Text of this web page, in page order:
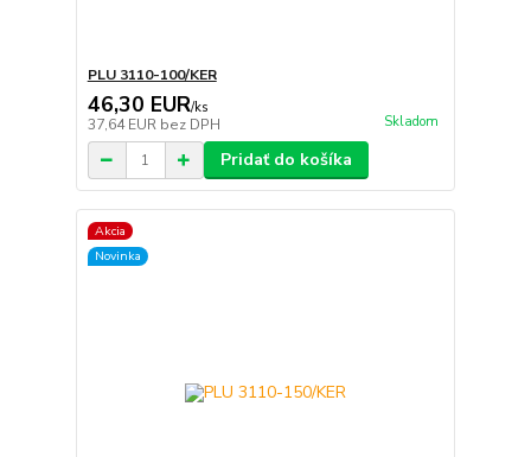
PLU 3110-100/KER
46,30 EUR/ks
37,64 EUR bez DPH Skladom
Pridať do košíka
Akcia
Novinka